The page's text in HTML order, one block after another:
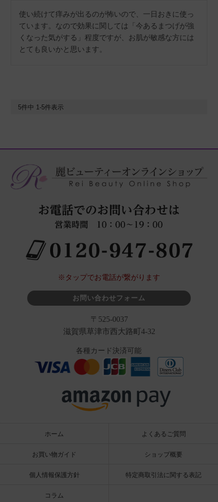
使い続けて痒みが出るのが怖いので、一日おきに使っ
ています。なので効果に関しては「今あるまつげが強
くなった気がする」程度ですが、お肌が敏感な方には
とても良いかと思います。
5件中 1-5件表示
※タップでお電話が繋がります
お問い合わせフォーム
〒525-0037
滋賀県草津市西大路町4-32
各種カード決済可能
ホーム よくあるご質問
お買い物ガイド ショップ概要
個人情報保護方針 特定商取引法に関する表記
コラム